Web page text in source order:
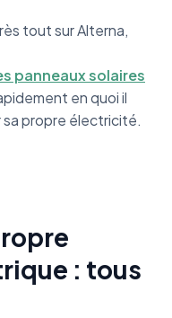
tout sur Alterna,
panneaux solaires
en quoi il
propre électricité.
: tous